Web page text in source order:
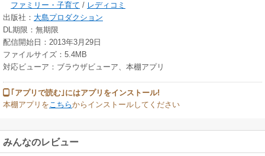
ファミリー・子育て / レディコミ
出版社： 大島プロダクション
DL期限：無期限
配信開始日：2013年3月29日
ファイルサイズ：5.4MB
対応ビューア：ブラウザビューア、本棚アプリ
｢アプリで読む｣にはアプリをインストール!
本棚アプリをこちらからインストールしてください
みんなのレビュー